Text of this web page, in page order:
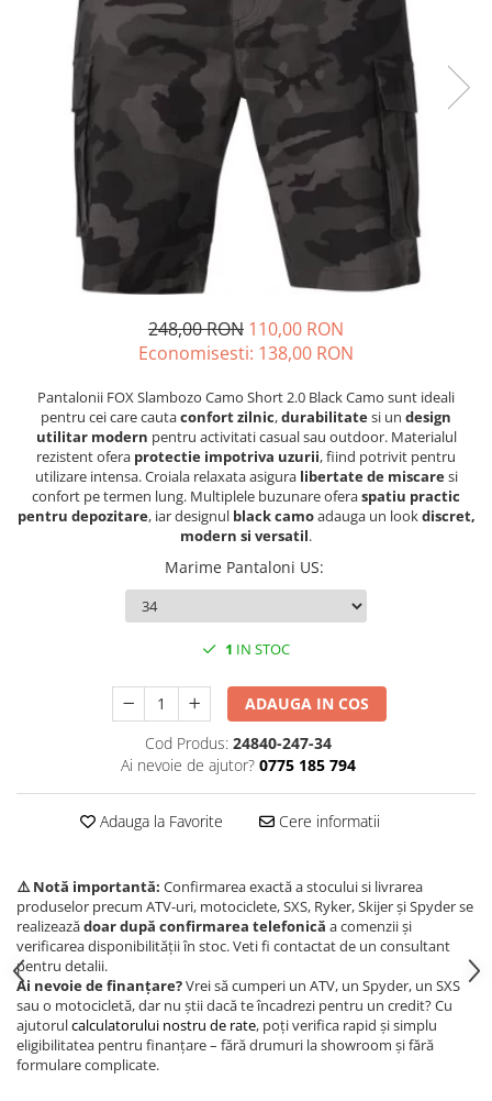
GOES MY 2026
MODEL ATV CAN-AM
Can-Am Outlander
Can-Am Renegade
CAN-AM MY 2026
Capacitate
200 - 400 cmc. (8)
400 - 600 cmc. (65)
600 - 800 cmc. (29)
800 - 1000 cmc. (81)
Ochelari
Tricouri
Pantaloni
ECHIPAMENTE COPII
Manusi
Tricouri
Pantaloni
Set Complet
Borseta
ECHIPAMENTE SKIJET
ACCESORII MOTO
ACCESORII IARNA ATV / SSV
SUPORT SKIJET
ACCESORII ATV
ANVELOPE ATV
BULLBAR SSV
ACCESORII SSV
CUTII SSV
248,00 RON 110,00 RON
Economisesti: 138,00 RON
Pantalonii FOX Slambozo Camo Short 2.0 Black Camo sunt ideali
pentru cei care cautaconfort zilnic,durabilitatesi un design
utilitar modern pentru activitati casual sau outdoor. Materialul
rezistent ofera protectie impotriva uzurii, fiind potrivit pentru
utilizare intensa. Croiala relaxata asigura libertate de miscaresi
confort pe termen lung. Multiplele buzunare oferaspatiu practic
pentru depozitare, iar designul black camoadauga un lookdiscret,
modern si versatil.
Marime Pantaloni US:
1 IN STOC
ADAUGA IN COS
Cod Produs: 24840-247-34
Ai nevoie de ajutor? 0775 185 794
Adauga la Favorite Cere informatii
⚠️ Notă importantă: Confirmarea exactă a stocului si livrarea
produselor precum ATV-uri, motociclete, SXS, Ryker, Skijer și Spyder se
realizeazădoar după confirmarea telefonică a comenzii și
verificarea disponibilității în stoc. Veti fi contactat de un consultant
pentru detalii.
Ai nevoie de finanțare?Vrei să cumperi un ATV, un Spyder, un SXS
sau o motocicletă, dar nu știi dacă te încadrezi pentru un credit? Cu
ajutorulcalculatorului nostru de rate, poți verifica rapid și simplu
eligibilitatea pentru finanțare – fără drumuri la showroom și fără
formulare complicate.